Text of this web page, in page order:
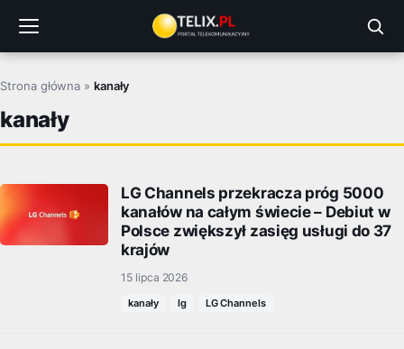
treści
Strona główna »kanały
kanały
LG Channels przekracza próg 5000
kanałów na całym świecie – Debiut w
Polsce zwiększył zasięg usługi do 37
krajów
15 lipca 2026
kanały lg LG Channels